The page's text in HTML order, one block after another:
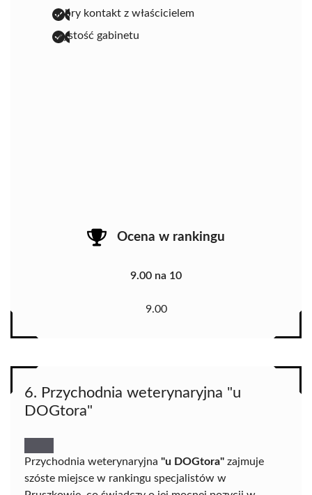
dobry kontakt z właścicielem
czystość gabinetu
Ocena w rankingu
9.00 na 10
9.00
6. Przychodnia weterynaryjna "u
DOGtora"
Przychodnia weterynaryjna "u DOGtora" zajmuje
szóste miejsce w rankingu specjalistów w